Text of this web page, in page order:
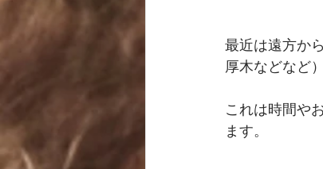
最近は遠方か
厚木などなど）
これは時間や
ます。